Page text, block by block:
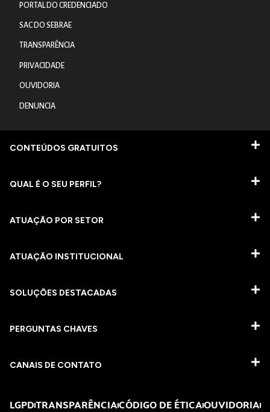
PORTAL DO CREDENCIADO
SAC DO SEBRAE
TRANSPARÊNCIA
PRIVACIDADE
OUVIDORIA
DENUNCIA
CONTEÚDOS GRATUITOS
QUAL É O SEU PERFIL?
ATUAÇÃO POR SETOR
ATUAÇÃO INSTITUCIONAL
SOLUÇÕES DESTACADAS
PERGUNTAS CHAVES​
CANAIS DE CONTATO
LGPDTRANSPARÊNCIACÓDIGO DE ÉTICAOUVIDORIA